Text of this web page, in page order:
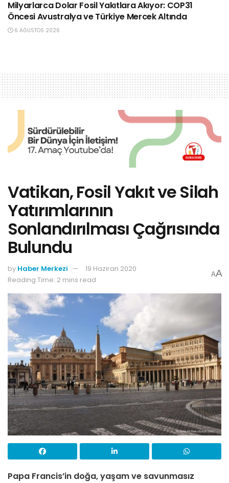
Milyarlarca Dolar Fosil Yakıtlara Akıyor: COP31
Öncesi Avustralya ve Türkiye Mercek Altında
6 AĞUSTOS 2026
Vatikan, Fosil Yakıt ve Silah
Yatırımlarının
Sonlandırılması Çağrısında
Bulundu
by Haber Merkezi
19 Haziran 2020
Reading Time: 2 mins read
AA
Papa Francis’in doğa, yaşam ve savunmasız